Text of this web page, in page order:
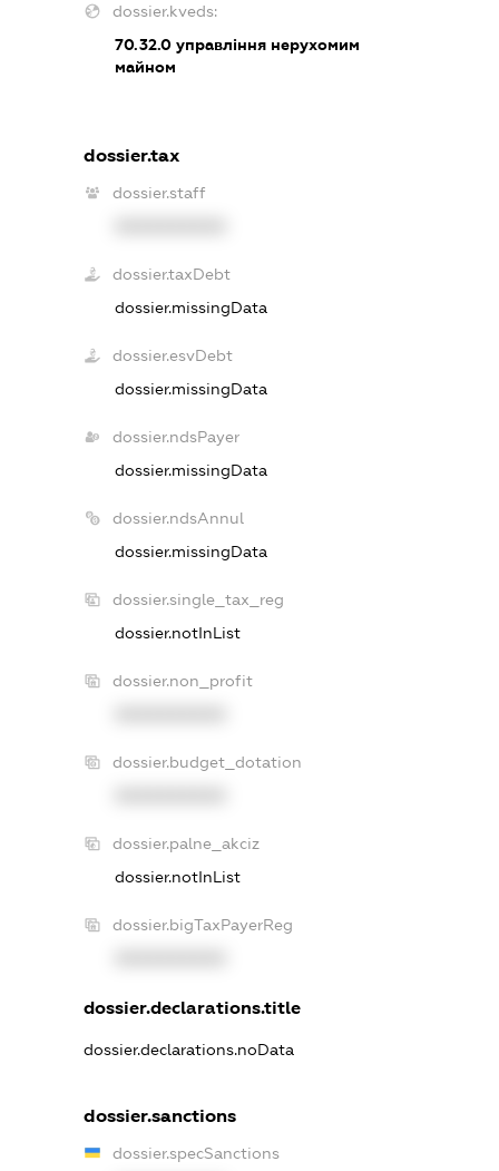
dossier.kveds:
70.32.0 управління нерухомим
майном
dossier.tax
dossier.staff
dossier.taxDebt
dossier.missingData
dossier.esvDebt
dossier.missingData
dossier.ndsPayer
dossier.missingData
dossier.ndsAnnul
dossier.missingData
dossier.single_tax_reg
dossier.notInList
dossier.non_profit
dossier.budget_dotation
dossier.palne_akciz
dossier.notInList
dossier.bigTaxPayerReg
dossier.declarations.title
dossier.declarations.noData
dossier.sanctions
dossier.specSanctions